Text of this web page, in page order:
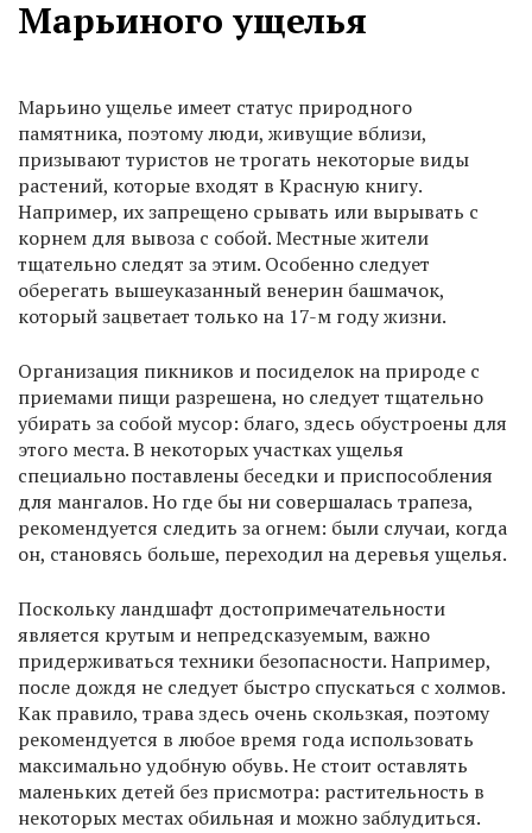
Марьиного ущелья
Марьино ущелье имеет статус природного
памятника, поэтому люди, живущие вблизи,
призывают туристов не трогать некоторые виды
растений, которые входят в Красную книгу.
Например, их запрещено срывать или вырывать с
корнем для вывоза с собой. Местные жители
тщательно следят за этим. Особенно следует
оберегать вышеуказанный венерин башмачок,
который зацветает только на 17-м году жизни.
Организация пикников и посиделок на природе с
приемами пищи разрешена, но следует тщательно
убирать за собой мусор: благо, здесь обустроены для
этого места. В некоторых участках ущелья
специально поставлены беседки и приспособления
для мангалов. Но где бы ни совершалась трапеза,
рекомендуется следить за огнем: были случаи, когда
он, становясь больше, переходил на деревья ущелья.
Поскольку ландшафт достопримечательности
является крутым и непредсказуемым, важно
придерживаться техники безопасности. Например,
после дождя не следует быстро спускаться с холмов.
Как правило, трава здесь очень скользкая, поэтому
рекомендуется в любое время года использовать
максимально удобную обувь. Не стоит оставлять
маленьких детей без присмотра: растительность в
некоторых местах обильная и можно заблудиться.